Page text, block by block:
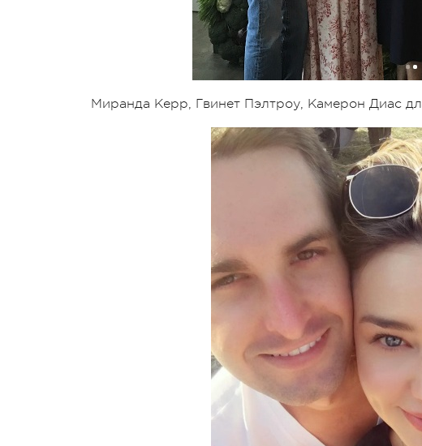
Миранда Керр, Гвинет Пэлтроу, Камерон Диас